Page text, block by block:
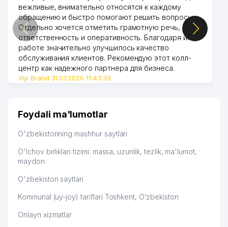
48
CHINA PETROLEUM TECHNOLOGY
& DEVELOPMENT CORPORATION
VAKOLATXONA
571 м
49 IPLUS MChJ
EAST STARK-TV XUSUSIY
KORXONASI
53 ALFA-STYLE MChJ 597 м
54
TASHKENT XK MChJ
O'ZBEKISTON RESPUBLIKASI XALQ
вежливые, внимательно относятся к каждому
обращению и быстро помогают решить вопросы.
Отдельно хочется отметить грамотную речь,
ответственность и оперативность. Благодаря их
работе значительно улучшилось качество
обслуживания клиентов. Рекомендую этот колл-
центр как надежного партнера для бизнеса.
Vip Brand 31.07.2026 11:43:39
Foydali ma'lumotlar
O'zbekistonning mashhur saytlari
O'lchov birliklari tizimi: massa, uzunlik, tezlik, ma'lumot,
maydon
O'zbekiston saytlari
Kommunal (uy-joy) tariflari Toshkent, O‘zbekiston
Onlayn xizmatlar